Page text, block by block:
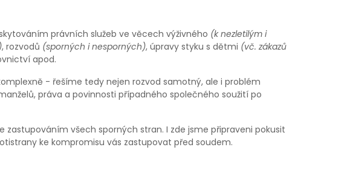
právních služeb ve věcech výživného (k nezletilým i
, rozvodů (sporných i nesporných), úpravy styku s dětmi (vč. zákazů
apod.
- řešíme tedy nejen rozvod samotný, ale i problém
práva a povinnosti případného společného soužití po
všech sporných stran. I zde jsme připraveni pokusit
ke kompromisu vás zastupovat před soudem.